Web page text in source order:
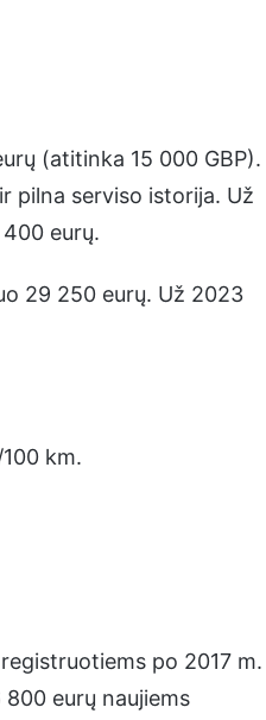
(atitinka 15 000 GBP).
pilna serviso istorija. Už
eurų.
29 250 eurų. Už 2023
km.
po 2017 m.
eurų naujiems